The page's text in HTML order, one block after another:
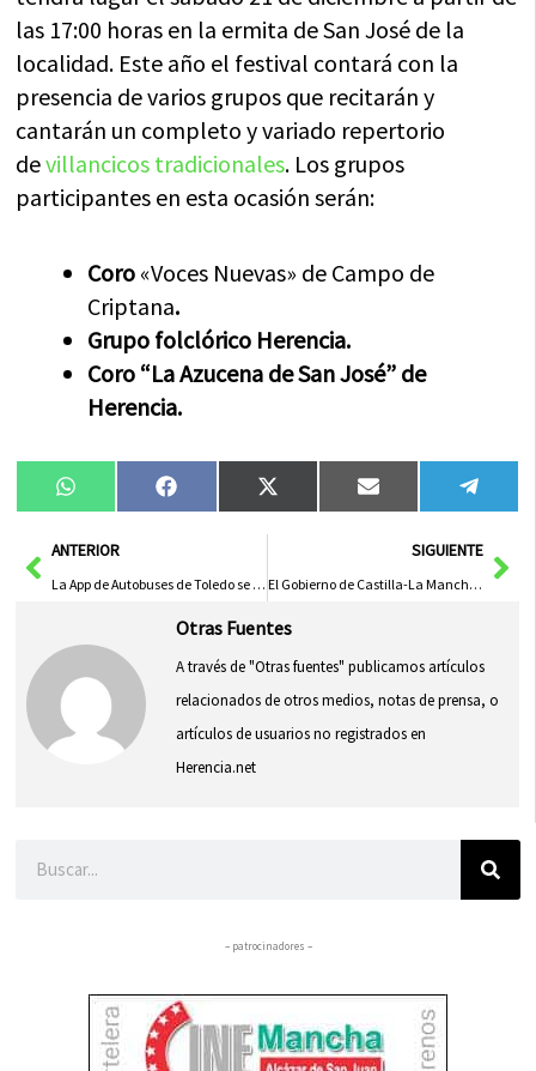
las 17:00 horas en la ermita de San José de la
localidad. Este año el festival contará con la
presencia de varios grupos que recitarán y
cantarán un completo y variado repertorio
devillancicos tradicionales. Los grupos
participantes en esta ocasión serán:
Coro «Voces Nuevas» de Campo de
Criptana.
Grupo folclórico Herencia.
Coro “La Azucena de San José” de
Herencia.
Compartir
en
WhatsAppCompartir
en
FacebookCompartir
en
X
(Twitter)
Compartir
en
Email
en
AntANTERIOR
La App de Autobuses de Toledo se Actualiza Tras Escuchar a los Usuarios
SIGUIENTE
El Gobierno de Castilla-La Mancha Promueve el Consumo Responsable en Compras Navideñas
Otras Fuentes
A través de "Otras fuentes" publicamos artículos
relacionados de otros medios, notas de prensa, o
artículos de usuarios no registrados en
Herencia.net
– patrocinadores –